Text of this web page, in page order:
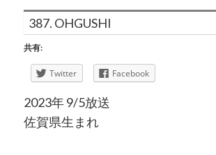
387. OHGUSHI
共有:
Twitter Facebook
2023年 9/5放送
佐賀県生まれ